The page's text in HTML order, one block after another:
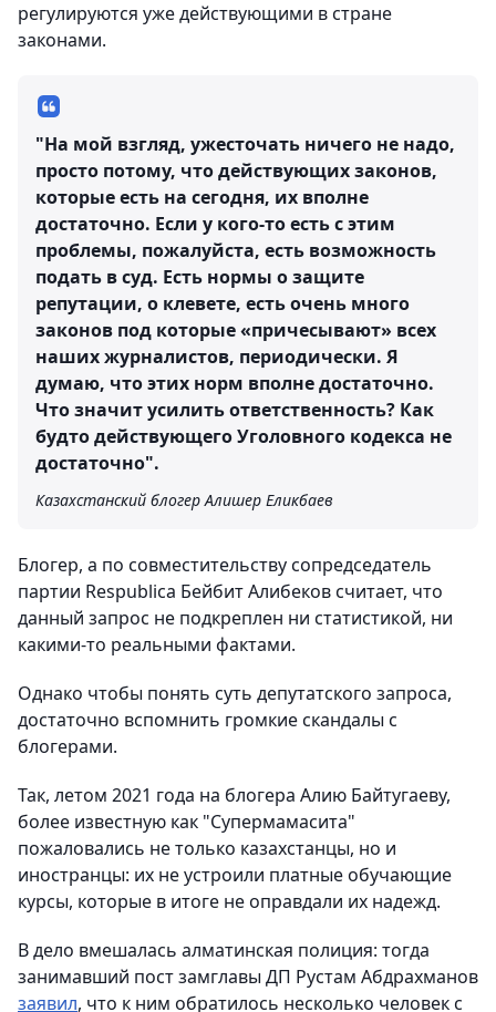
регулируются уже действующими в стране
законами.
"На мой взгляд, ужесточать ничего не надо,
просто потому, что действующих законов,
которые есть на сегодня, их вполне
достаточно. Если у кого-то есть с этим
проблемы, пожалуйста, есть возможность
подать в суд. Есть нормы о защите
репутации, о клевете, есть очень много
законов под которые «причесывают» всех
наших журналистов, периодически. Я
думаю, что этих норм вполне достаточно.
Что значит усилить ответственность? Как
будто действующего Уголовного кодекса не
достаточно".
Казахстанский блогер Алишер Еликбаев
Блогер, а по совместительству сопредседатель
партии Respublica Бейбит Алибеков считает, что
данный запрос не подкреплен ни статистикой, ни
какими-то реальными фактами.
Однако чтобы понять суть депутатского запроса,
достаточно вспомнить громкие скандалы с
блогерами.
Так, летом 2021 года на блогера Алию Байтугаеву,
более известную как "Супермамасита"
пожаловались не только казахстанцы, но и
иностранцы: их не устроили платные обучающие
курсы, которые в итоге не оправдали их надежд.
В дело вмешалась алматинская полиция: тогда
занимавший пост замглавы ДП Рустам Абдрахманов
заявил, что к ним обратилось несколько человек с